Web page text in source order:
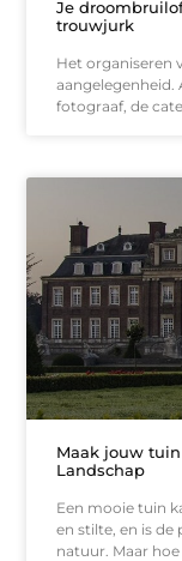
Je
trouwjurk
Het organiseren
aangelegenheid.
fotograaf, de
Maak jouw
Landschap
Een mooie tuin
en stilte, en is
natuur. Maar hoe